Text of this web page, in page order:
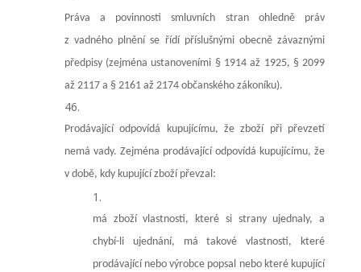
Práva a povinnosti smluvních stran ohledně práv
z vadného plnění se řídí příslušnými obecně závaznými
předpisy (zejména ustanoveními § 1914 až 1925, § 2099
až 2117 a § 2161 až 2174 občanského zákoníku).
Prodávající odpovídá kupujícímu, že zboží při převzetí
nemá vady. Zejména prodávající odpovídá kupujícímu, že
v době, kdy kupující zboží převzal:
má zboží vlastnosti, které si strany ujednaly, a
chybí-li ujednání, má takové vlastnosti, které
prodávající nebo výrobce popsal nebo které kupující